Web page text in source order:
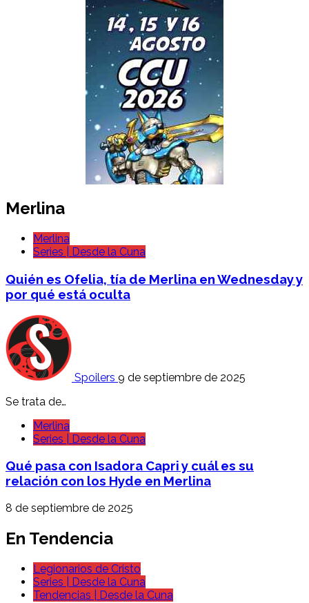
Merlina
Merlina
Series | Desde la Cuna
Quién es Ofelia, tía de Merlina en Wednesday y
por qué está oculta
Spoilers 9 de septiembre de 2025
Se trata de…
Merlina
Series | Desde la Cuna
Qué pasa con Isadora Capri y cuál es su
relación con los Hyde en Merlina
8 de septiembre de 2025
En Tendencia
Legionarios de Cristo
Series | Desde la Cuna
Tendencias | Desde la Cuna